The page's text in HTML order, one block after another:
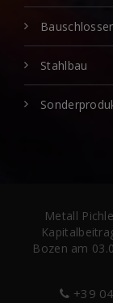
Stahlbau
Metall
Bozen am
+39